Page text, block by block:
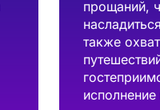
прощаний,
также